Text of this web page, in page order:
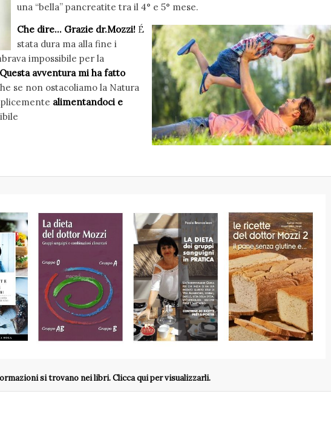
una “bella” pancreatite tra il 4° e 5° mese.
Che dire… Grazie dr.Mozzi! É
stata dura ma alla fine i
impossibile per la
Questa avventura mi ha fatto
se non ostacoliamo la Natura
alimentandoci e
si trovano nei libri. Clicca qui per visualizzarli.